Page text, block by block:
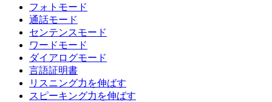
フォトモード
通話モード
センテンスモード
ワードモード
ダイアログモード
言語証明書
リスニング力を伸ばす
スピーキング力を伸ばす